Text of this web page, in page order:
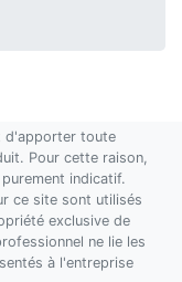
d'apporter toute
Pour cette raison,
indicatif.
ce site sont utilisés
exclusive de
ne lie les
à l'entreprise